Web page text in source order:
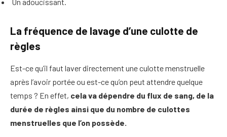
La fréquence de lavage d’une culotte de
règles
Est-ce qu’il faut laver directement une culotte menstruelle
après l’avoir portée ou est-ce qu’on peut attendre quelque
temps ? En effet, cela va dépendre du flux de sang, de la
durée de règles ainsi que du nombre de culottes
menstruelles que l’on possède.